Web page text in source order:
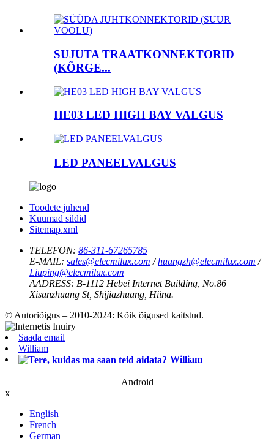
SUJUTA TRAATKONNEKTORID
(KÕRGE...
HE03 LED HIGH BAY VALGUS
LED PANEELVALGUS
Toodete juhend
Kuumad sildid
Sitemap.xml
TELEFON: 86-311-67265785
E-MAIL: sales@elecmilux.com /huangzh@elecmilux.com /
Liuping@elecmilux.com
AADRESS: B-1112 Hebei Internet Building, No.86
Xisanzhuang St, Shijiazhuang, Hiina.
© Autoriõigus – 2010-2024: Kõik õigused kaitstud.
Saada email
William
William
Android
x
English
French
German